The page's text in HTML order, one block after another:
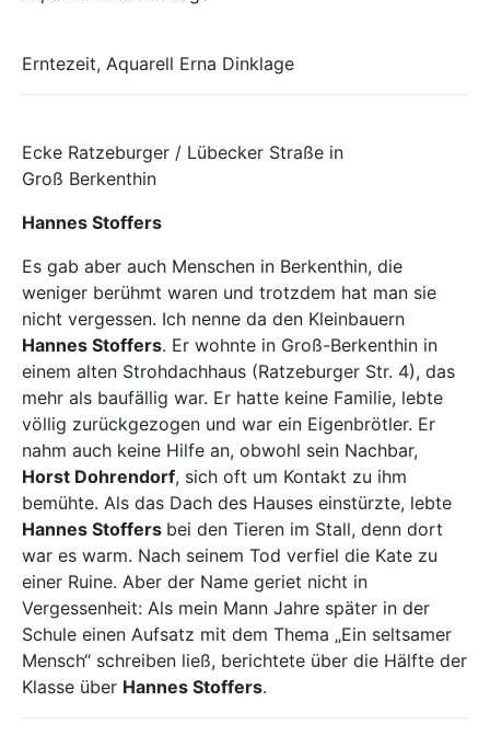
Erntezeit, Aquarell Erna Dinklage
Ecke Ratzeburger / Lübecker Straße in
Groß Berkenthin
Hannes Stoffers
Es gab aber auch Menschen in Berkenthin, die
weniger berühmt waren und trotzdem hat man sie
nicht vergessen. Ich nenne da den Kleinbauern
Hannes Stoffers. Er wohnte in Groß-Berkenthin in
einem alten Strohdachhaus (Ratzeburger Str. 4), das
mehr als baufällig war. Er hatte keine Familie, lebte
völlig zurückgezogen und war ein Eigenbrötler. Er
nahm auch keine Hilfe an, obwohl sein Nachbar,
Horst Dohrendorf, sich oft um Kontakt zu ihm
bemühte. Als das Dach des Hauses einstürzte, lebte
Hannes Stoffers bei den Tieren im Stall, denn dort
war es warm. Nach seinem Tod verfiel die Kate zu
einer Ruine. Aber der Name geriet nicht in
Vergessenheit: Als mein Mann Jahre später in der
Schule einen Aufsatz mit dem Thema „Ein seltsamer
Mensch“ schreiben ließ, berichtete über die Hälfte der
Klasse über Hannes Stoffers.